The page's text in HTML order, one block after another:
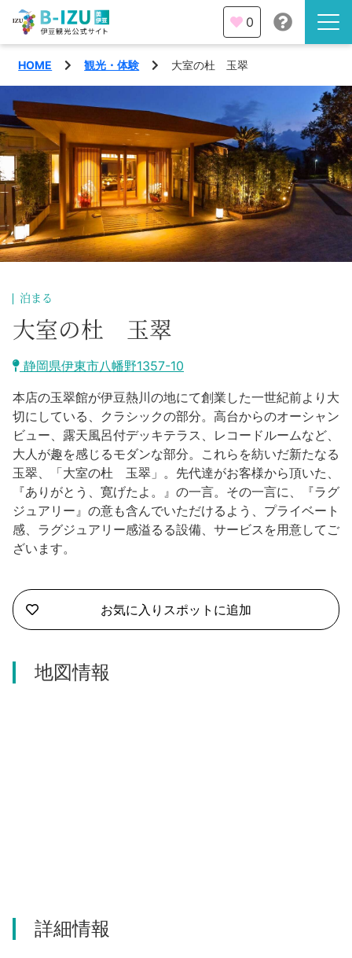
伊豆半島を知る
伊豆のみどころ
みる
あそぶ
あじわう
観光・体験
イベント
エリア
熱海市
沼津市
三島市
南伊豆町
函南町
西伊豆町
伊東市
伊豆の国市
松崎町
東伊豆町
特集
旅の計画
モデルコース
宿泊・予約
旅程作成
AIルートプランナー
アクセス
合同会社説明会
伊豆ワーケーション
0
HOME 観光・体験 大室の杜 玉翠
泊まる
大室の杜 玉翠
静岡県伊東市八幡野1357-10
本店の玉翠館が伊豆熱川の地にて創業した一世紀前より大
切にしている、クラシックの部分。高台からのオーシャン
ビュー、露天風呂付デッキテラス、レコードルームなど、
大人が趣を感じるモダンな部分。これらを紡いだ新たなる
玉翠、「大室の杜 玉翠」。先代達がお客様から頂いた、
『ありがとう、寛げたよ。』の一言。その一言に、『ラグ
ジュアリー』の意も含んでいただけるよう、プライベート
感、ラグジュアリー感溢るる設備、サービスを用意してご
ざいます。
お気に入りスポットに追加
地図情報
詳細情報